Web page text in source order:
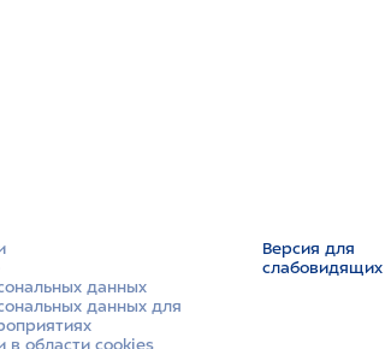
данных
данных для
в области cookies
Версия для
слабовидящих